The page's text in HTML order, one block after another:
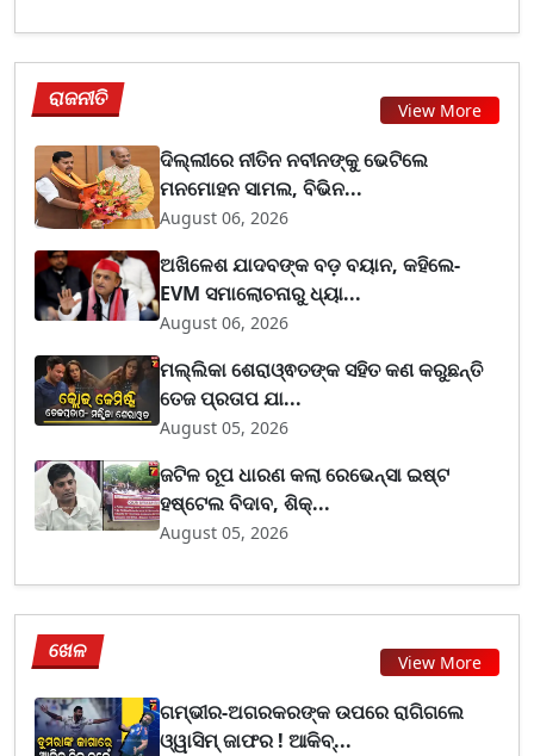
ରାଜନୀତି View More
ଦିଲ୍ଲୀରେ ନୀତିନ ନବୀନଙ୍କୁ ଭେଟିଲେ
ମନମୋହନ ସାମଲ, ବିଭିନ...
August 06, 2026
ଅଖିଳେଶ ଯାଦବଙ୍କ ବଡ଼ ବୟାନ, କହିଲେ-
EVM ସମାଲୋଚନାରୁ ଧ୍ୟା...
August 06, 2026
ମଲ୍ଲିକା ଶେରାଓ୍ଵତଙ୍କ ସହିତ କଣ କରୁଛନ୍ତି
ତେଜ ପ୍ରତାପ ଯା...
August 05, 2026
ଜଟିଳ ରୂପ ଧାରଣ କଲା ରେଭେନ୍ସା ଇଷ୍ଟ
ହଷ୍ଟେଲ ବିଦାବ, ଶିକ୍...
August 05, 2026
ଖେଳ View More
ଗମ୍ଭୀର-ଅଗରକରଙ୍କ ଉପରେ ରାଗିଗଲେ
ଓ୍ୱାସିମ୍ ଜାଫର ! ଆକିବ୍...